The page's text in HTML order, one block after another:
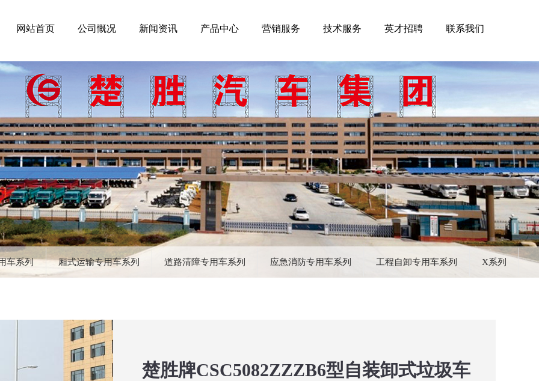
网站首页 公司慨况 新闻资讯 产品中心 营销服务 技术服务 英才招聘 联系我们
车系列 厢式运输专用车系列 道路清障专用车系列 应急消防专用车系列 工程自卸专用车系列 X系列
楚胜牌CSC5082ZZZB6型自装卸式垃圾车